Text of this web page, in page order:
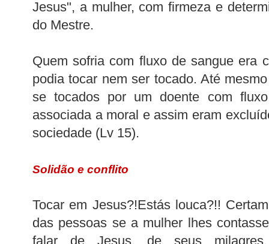
Jesus", a mulher, com firmeza e
do Mestre.
Quem sofria com fluxo de sangue era
podia tocar nem ser tocado. Até
se tocados por um doente com
associada a moral e assim eram
sociedade (Lv 15).
Solidão e conflito
Tocar em Jesus?!Estás louca?!!
das pessoas se a mulher lhes
falar de Jesus, de seus